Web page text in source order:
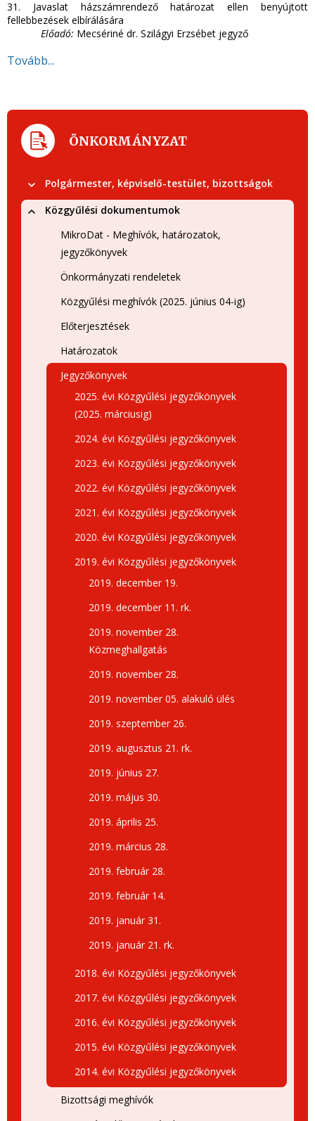
31. Javaslat házszámrendező határozat ellen benyújtott
fellebbezések elbírálására
Előadó: Mecsériné dr. Szilágyi Erzsébet jegyző
Tovább...
ÖNKORMÁNYZAT
Polgármester, képviselő-testület, bizottságok
Közgyűlési dokumentumok
MikroDat - Meghívók, határozatok,
jegyzőkönyvek
Önkormányzati rendeletek
Közgyűlési meghívók (2025. június 04-ig)
Előterjesztések
Határozatok
Jegyzőkönyvek
2025. évi Közgyűlési jegyzőkönyvek
(2025. márciusig)
2024. évi Közgyűlési jegyzőkönyvek
2023. évi Közgyűlési jegyzőkönyvek
2022. évi Közgyűlési jegyzőkönyvek
2021. évi Közgyűlési jegyzőkönyvek
2020. évi Közgyűlési jegyzőkönyvek
2019. évi Közgyűlési jegyzőkönyvek
2019. december 19.
2019. december 11. rk.
2019. november 28.
Közmeghallgatás
2019. november 28.
2019. november 05. alakuló ülés
2019. szeptember 26.
2019. augusztus 21. rk.
2019. június 27.
2019. május 30.
2019. április 25.
2019. március 28.
2019. február 28.
2019. február 14.
2019. január 31.
2019. január 21. rk.
2018. évi Közgyűlési jegyzőkönyvek
2017. évi Közgyűlési jegyzőkönyvek
2016. évi Közgyűlési jegyzőkönyvek
2015. évi Közgyűlési jegyzőkönyvek
2014. évi Közgyűlési jegyzőkönyvek
Bizottsági meghívók